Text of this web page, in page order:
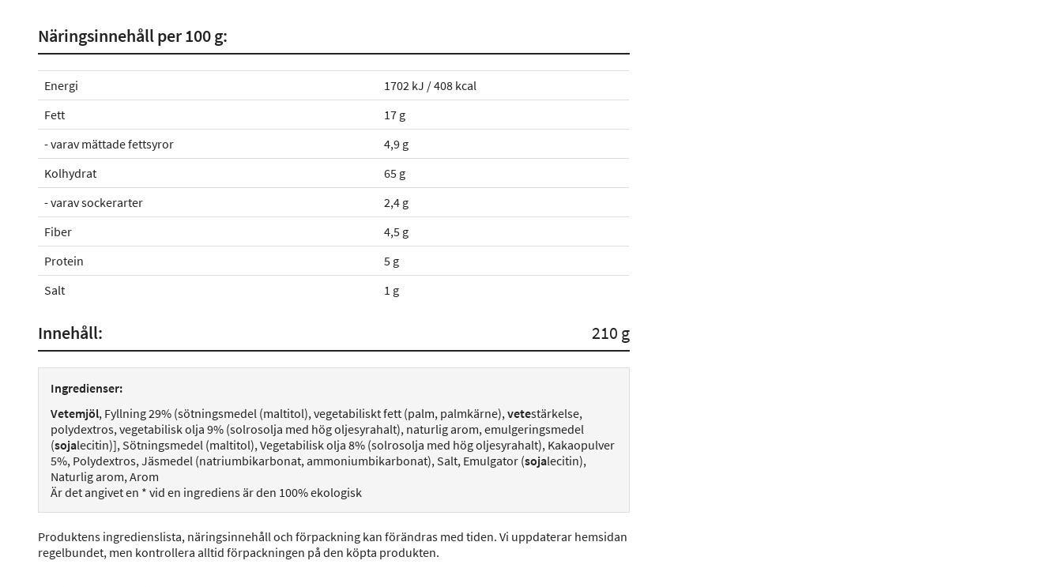
Näringsinnehåll per 100 g:
Energi
1702 kJ / 408 kcal
Fett
17 g
- varav mättade fettsyror
4,9 g
Kolhydrat
65 g
- varav sockerarter
2,4 g
Fiber
4,5 g
Protein
5 g
Salt
1 g
Innehåll: 210 g
Ingredienser:
Vetemjöl, Fyllning 29% (sötningsmedel (maltitol), vegetabiliskt fett (palm, palmkärne),vetestärkelse,
polydextros, vegetabilisk olja 9% (solrosolja med hög oljesyrahalt), naturlig arom, emulgeringsmedel
(sojalecitin)], Sötningsmedel (maltitol), Vegetabilisk olja 8% (solrosolja med hög oljesyrahalt), Kakaopulver
5%, Polydextros, Jäsmedel (natriumbikarbonat, ammoniumbikarbonat), Salt, Emulgator (sojalecitin),
Naturlig arom, Arom
Är det angivet en * vid en ingrediens är den 100% ekologisk
Produktens ingredienslista, näringsinnehåll och förpackning kan förändras med tiden. Vi uppdaterar hemsidan
regelbundet, men kontrollera alltid förpackningen på den köpta produkten.